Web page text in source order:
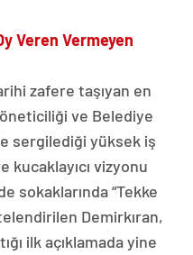
Veren Vermeyen
zafere taşıyan en
ve Belediye
sergilediği yüksek iş
vizyonu
sokaklarında “Tekke
Demirkıran,
ilk açıklamada yine